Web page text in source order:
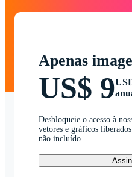
Apenas
US$ 9
Desbloqueie o acesso à
vetores e gráficos
não incluído.